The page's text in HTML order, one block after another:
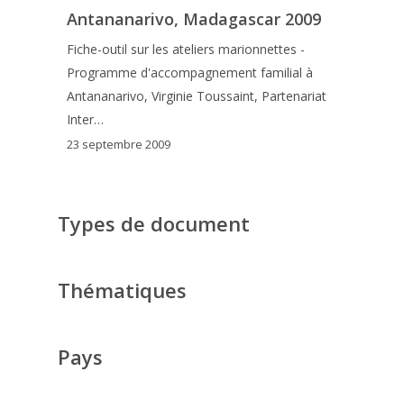
Antananarivo, Madagascar 2009
Fiche-outil sur les ateliers marionnettes -
Programme d'accompagnement familial à
Antananarivo, Virginie Toussaint, Partenariat
Inter…
23 septembre 2009
Types de document
Thématiques
Pays